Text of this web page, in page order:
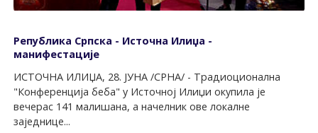
Република Српска - Источна Илиџа -
манифестације
ИСТОЧНА ИЛИЏА, 28. ЈУНА /СРНА/ - Традиоционална
"Конференција беба" у Источној Илиџи окупила је
вечерас 141 малишана, а начелник ове локалне
заједнице...